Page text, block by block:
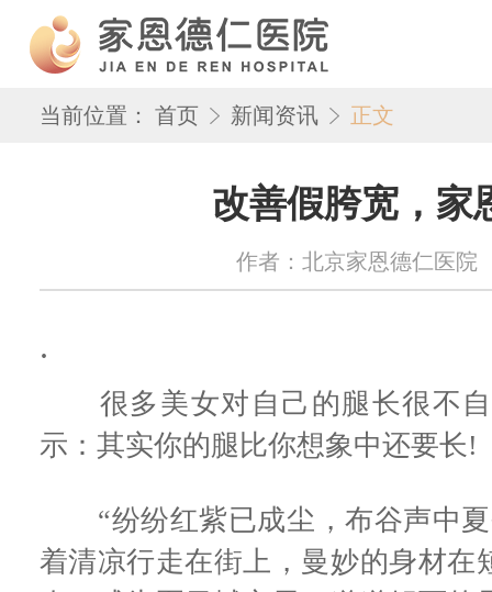
当前位置： 首页 新闻资讯 正文
改善假胯宽，家
作者：北京家恩德仁医院
.
很多美女对自己的腿长很不自
示：其实你的腿比你想象中还要长!
“纷纷红紫已成尘，布谷声中夏
着清凉行走在街上，曼妙的身材在